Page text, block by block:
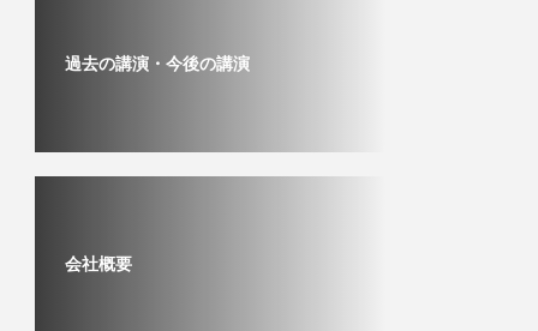
過去の講演・今後の講演
会社概要